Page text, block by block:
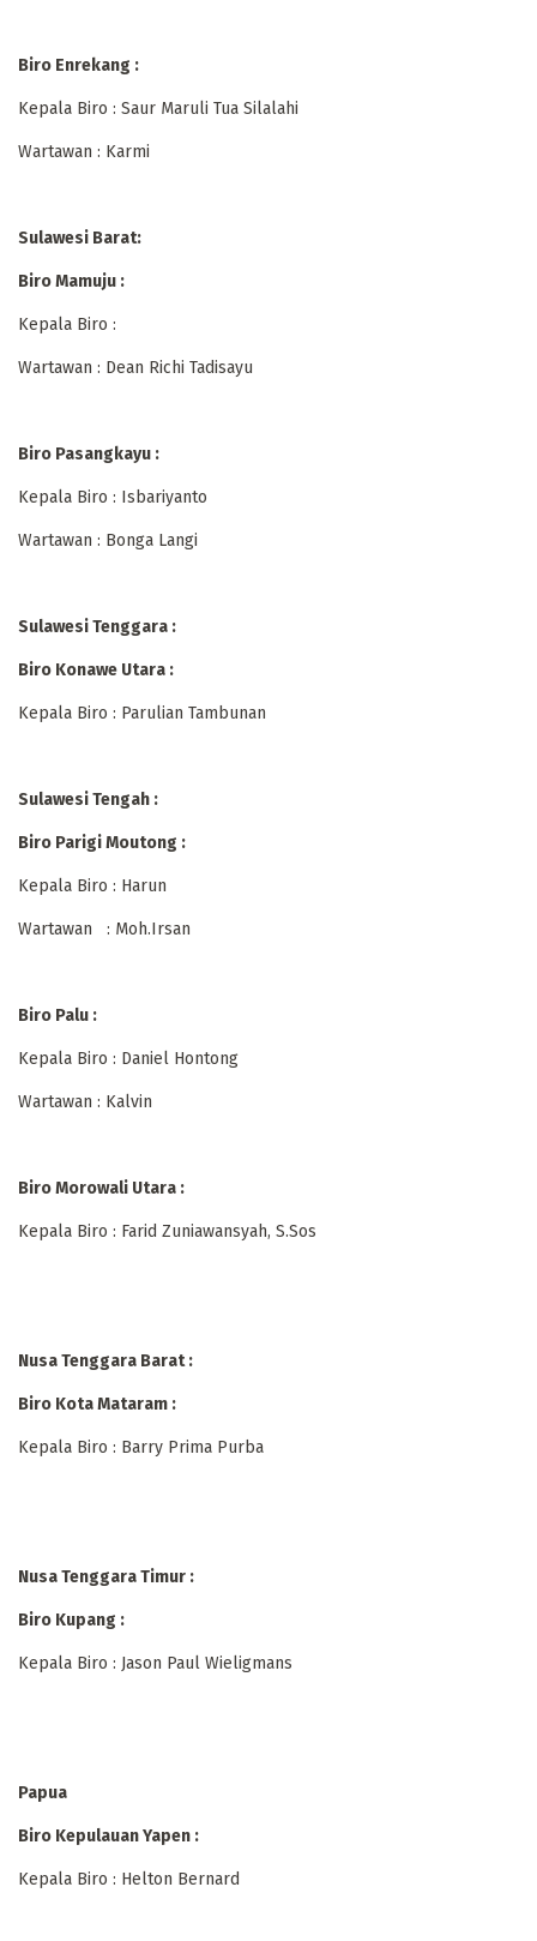
Biro Enrekang :
Kepala Biro : Saur Maruli Tua Silalahi
Wartawan : Karmi
Sulawesi Barat:
Biro Mamuju :
Kepala Biro :
Wartawan : Dean Richi Tadisayu
Biro Pasangkayu :
Kepala Biro : Isbariyanto
Wartawan : Bonga Langi
Sulawesi Tenggara :
Biro Konawe Utara :
Kepala Biro : Parulian Tambunan
Sulawesi Tengah :
Biro Parigi Moutong :
Kepala Biro : Harun
Wartawan : Moh.Irsan
Biro Palu :
Kepala Biro : Daniel Hontong
Wartawan : Kalvin
Biro Morowali Utara :
Kepala Biro : Farid Zuniawansyah, S.Sos
Nusa Tenggara Barat :
Biro Kota Mataram :
Kepala Biro : Barry Prima Purba
Nusa Tenggara Timur :
Biro Kupang :
Kepala Biro : Jason Paul Wieligmans
Papua
Biro Kepulauan Yapen :
Kepala Biro : Helton Bernard